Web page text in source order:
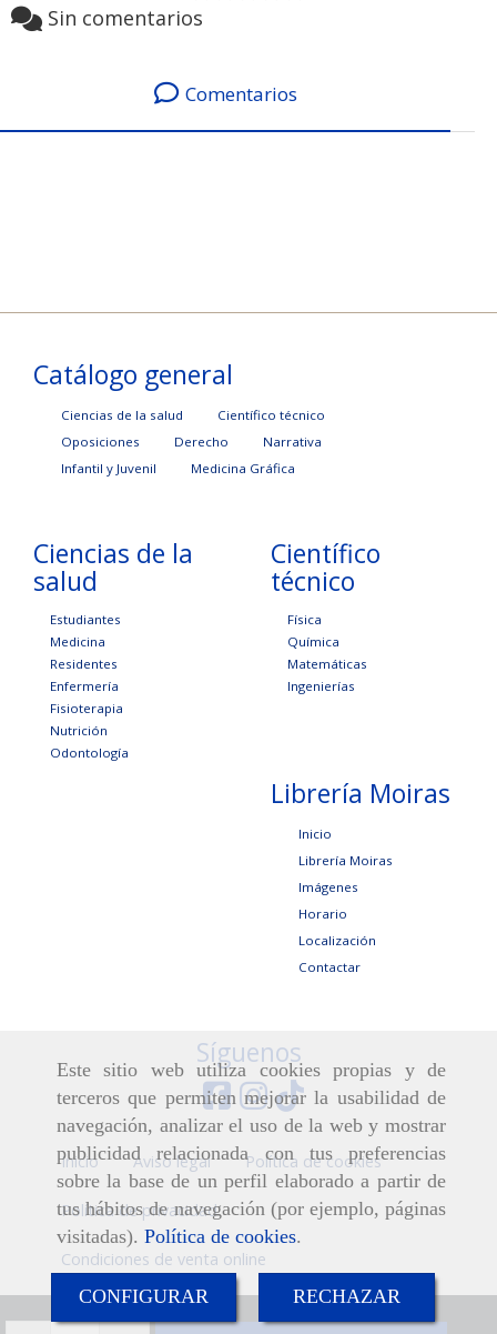
Este sitio web utiliza cookies propias y de
terceros que permiten mejorar la usabilidad de
navegación, analizar el uso de la web y mostrar
publicidad relacionada con tus preferencias
sobre la base de un perfil elaborado a partir de
tus hábitos de navegación (por ejemplo, páginas
visitadas). Política de cookies.
CONFIGURAR RECHAZAR
Sin comentarios
Comentarios
Catálogo general
Ciencias de la salud
Científico técnico
Oposiciones
Derecho
Narrativa
Infantil y Juvenil
Medicina Gráfica
Ciencias de la
salud
Estudiantes
Medicina
Residentes
Enfermería
Fisioterapia
Nutrición
Odontología
Científico
técnico
Física
Química
Matemáticas
Ingenierías
Librería Moiras
Inicio
Librería Moiras
Imágenes
Horario
Localización
Contactar
Síguenos
Inicio Aviso legal Política de cookies
Política de privacidad
Condiciones de venta online